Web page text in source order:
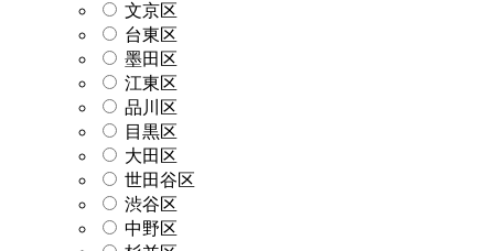
文京区
台東区
墨田区
江東区
品川区
目黒区
大田区
世田谷区
渋谷区
中野区